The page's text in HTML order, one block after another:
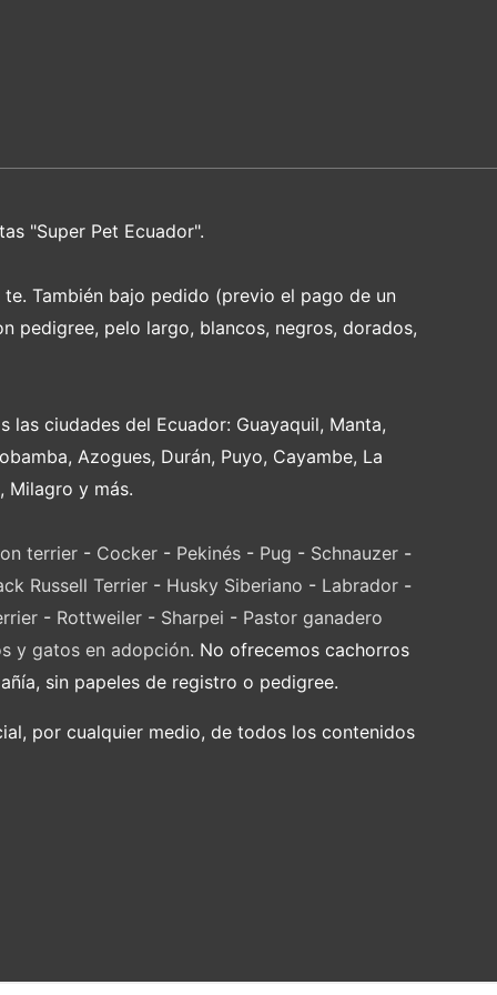
"Super Pet Ecuador".
También bajo pedido (previo el pago de un
pedigree, pelo largo, blancos, negros, dorados,
ciudades del Ecuador: Guayaquil, Manta,
Azogues, Durán, Puyo, Cayambe, La
Milagro y más.
terrier - Cocker - Pekinés - Pug - Schnauzer -
Russell Terrier- Husky Siberiano - Labrador-
- Rottweiler- Sharpei - Pastor ganadero
y gatos en adopción. No ofrecemos cachorros
sin papeles de registro o pedigree.
por cualquier medio, de todos los contenidos